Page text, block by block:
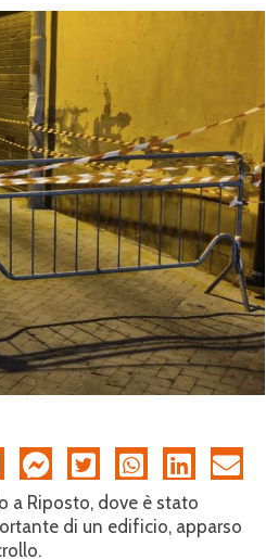
a Riposto, dove è stato
di un edificio, apparso